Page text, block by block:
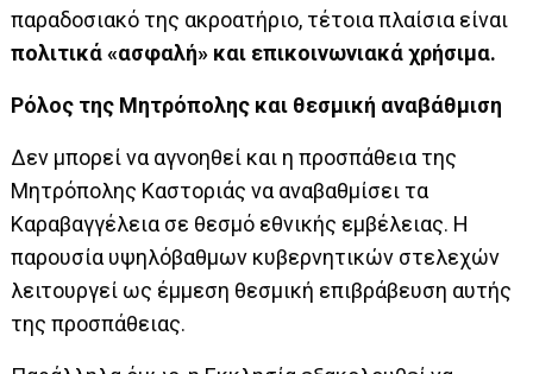
παραδοσιακό της ακροατήριο, τέτοια πλαίσια είναι
πολιτικά «ασφαλή» και επικοινωνιακά χρήσιμα.
Ρόλος της Μητρόπολης και θεσμική αναβάθμιση
Δεν μπορεί να αγνοηθεί και η προσπάθεια της
Μητρόπολης Καστοριάς να αναβαθμίσει τα
Καραβαγγέλεια σε θεσμό εθνικής εμβέλειας. Η
παρουσία υψηλόβαθμων κυβερνητικών στελεχών
λειτουργεί ως έμμεση θεσμική επιβράβευση αυτής
της προσπάθειας.